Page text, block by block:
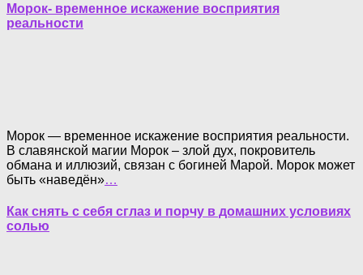
Морок- временное искажение восприятия
реальности
Морок — временное искажение восприятия реальности.
В славянской магии Морок – злой дух, покровитель
обмана и иллюзий, связан с богиней Марой. Морок может
быть «наведён»…
Как снять с себя сглаз и порчу в домашних условиях
солью